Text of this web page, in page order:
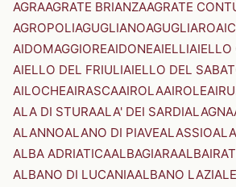
AGRAAGRATE BRIANZAAGRATE
AGROPOLIAGUGLIANOAGUGLIARO
AIDOMAGGIOREAIDONEAIELLIAIELLO
AIELLO DEL FRIULIAIELLO DEL
AILOCHEAIRASCAAIROLAAIROLE
ALA DI STURAALA' DEI SARDIALAGNA
ALANNOALANO DI PIAVEALASSIO
ALBA ADRIATICAALBAGIARA
ALBANO DI LUCANIAALBANO LAZIALE